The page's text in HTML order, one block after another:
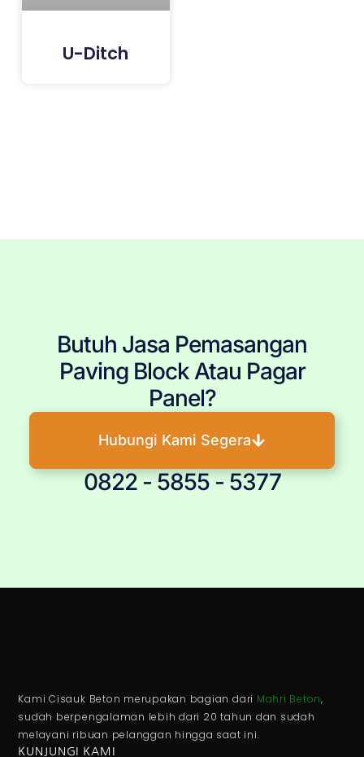
U-Ditch
Butuh Jasa Pemasangan
Paving Block Atau Pagar
Panel?
Hubungi Kami Segera
0822 - 5855 - 5377
Kami Cisauk Beton merupakan bagian dari Mahri Beton,
sudah berpengalaman lebih dari 20 tahun dan sudah
melayani ribuan pelanggan hingga saat ini.
KUNJUNGI KAMI